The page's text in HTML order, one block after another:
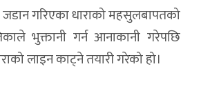
जडान गरिएका धाराको महसुलबापतको
भुक्तानी गर्न आनाकानी गरेपछि
लाइन काट्ने तयारी गरेको हो।